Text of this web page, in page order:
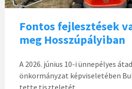
Fontos fejlesztések
meg Hosszúpályiban
A 2026. június 10-i ünnepélyes
önkormányzat képviseletében
tette tiszteletét.